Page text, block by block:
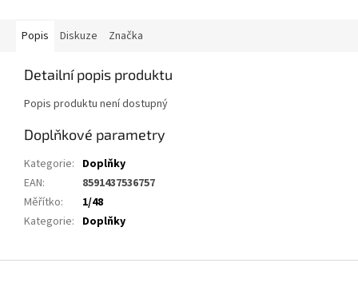
Popis Diskuze Značka
Detailní popis produktu
Popis produktu není dostupný
Doplňkové parametry
Kategorie: Doplňky
EAN:
8591437536757
Měřítko:
1/48
Kategorie: Doplňky